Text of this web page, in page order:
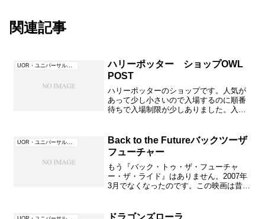
関連記事
UOR・ユニバーサル・オーランド（フロリダ）
ハリーポッター ショップOWL
POST
ハリーポッターのショップです。人気が
あって少し小さいので入場するのに順番
待ちで入場制限が少しありました。入口
品を買うことが出来ます。出口は別なと
ころから出るように制限さ...
Back to the Futureバックツーザ
フューチャー
もう『バック・トゥ・ザ・フューチャ
ー・ザ・ライド』はありません。2007年
3月でなくなったのです。この映画は昔大
Part3までありました。『バック・トゥ・
ドラゴンズローラ